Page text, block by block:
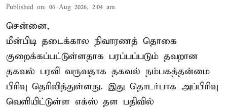
Published on: 06 Aug 2026, 2:04 am
சென்னை,
மீன்பிடி தடைக்கால நிவாரணத் தொகை
குறைக்கப்பட்டுள்ளதாக பரப்பப்படும் தவறான
தகவல் பரவி வருவதாக தகவல் நம்பகத்தன்மை
பிரிவு தெரிவித்துள்ளது. இது தொடர்பாக அப்பிரிவு
வெளியிட்டுள்ள எக்ஸ் தள பதிவில்